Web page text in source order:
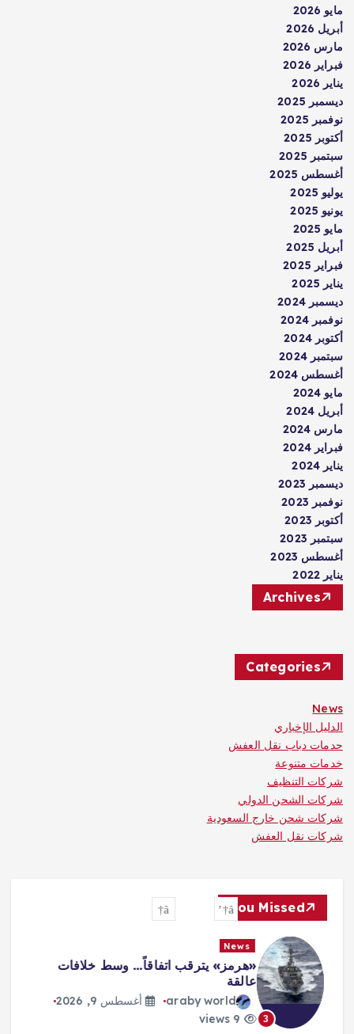
مايو 2026
أبريل 2026
مارس 2026
فبراير 2026
يناير 2026
ديسمبر 2025
نوفمبر 2025
أكتوبر 2025
سبتمبر 2025
أغسطس 2025
يوليو 2025
يونيو 2025
مايو 2025
أبريل 2025
فبراير 2025
يناير 2025
ديسمبر 2024
نوفمبر 2024
أكتوبر 2024
سبتمبر 2024
أغسطس 2024
مايو 2024
أبريل 2024
مارس 2024
فبراير 2024
يناير 2024
ديسمبر 2023
نوفمبر 2023
أكتوبر 2023
سبتمبر 2023
أغسطس 2023
يناير 2022
Archives
Categories
News
الدليل الإخباري
حدمات دباب نقل العفش
خدمات متنوعة
شركات التنظيف
شركات الشحن الدولي
شركات شحن خارج السعودية
شركات نقل العفش
You Missed
3
News
«هرمز» يترقب اتفاقاً… وسط خلافات
عالقة
araby world
أغسطس 9, 2026
9 views